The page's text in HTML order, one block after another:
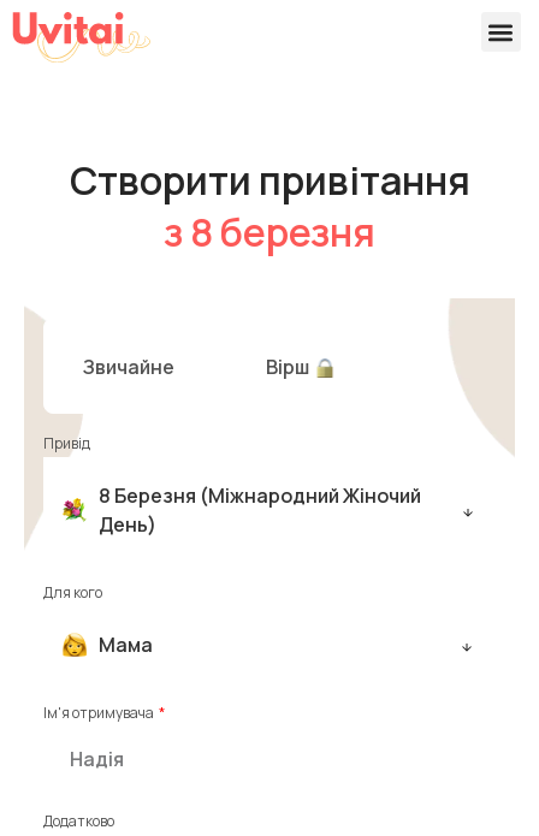
Створити привітання
з 8 березня
Звичайне Вірш
Привід
8 Березня (міжнародний Жіночий
День)
Для кого
Мама
Ім'я отримувача
Додатково